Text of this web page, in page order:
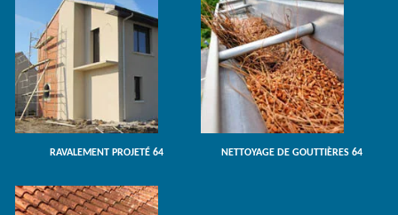
RAVALEMENT PROJETÉ 64 NETTOYAGE DE GOUTTIÈRES 64